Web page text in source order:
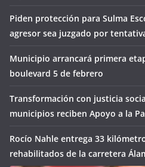
Piden protección para Sulma
agresor sea juzgado por
Municipio arrancará primera
boulevard 5 de febrero
Transformación con justicia
municipios reciben Apoyo a la
Rocío Nahle entrega 33
rehabilitados de la carretera